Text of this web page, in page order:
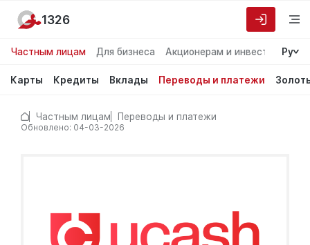
Частным лицам Для бизнеса Акционерам и инвесторам
Ру
Карты Кредиты Вклады Переводы и платежи
1326
Частным лицам Переводы и платежи
Обновлено: 04-03-2026